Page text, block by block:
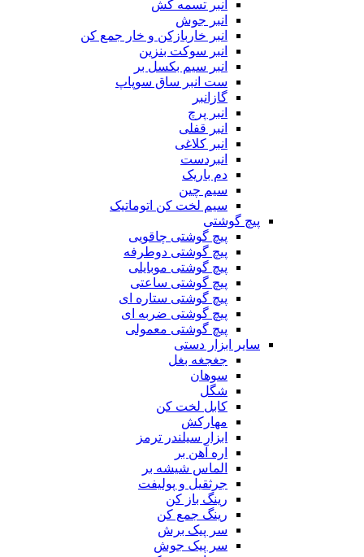
انبر تسمه کش
انبر جوش
انبر خاربازکن و خار جمع کن
انبر سوکت بنزین
انبر سیم بکسل بر
ست انبر ساق سوپاپ
گازانبر
انبر پرچ
انبر قفلی
انبر کلاغی
انبردست
دم باریک
سیم چین
سیم لخت کن اتوماتیک
پیچ گوشتی
پیچ گوشتی چاقویی
پیچ گوشتی دوطرفه
پیچ گوشتی موبایلی
پیچ گوشتی ساعتی
پیچ گوشتی ستاره ای
پیچ گوشتی ضربه ای
پیچ گوشتی معمولی
سایر ابزار دستی
جغجغه بغل
سوهان
شگل
کابل لخت کن
مهارکش
ابزار سیلندر ترمز
اره آهن بر
الماس شیشه بر
جرثقیل و پولیفت
رینگ باز کن
رینگ جمع کن
سر پیک برش
سر پیک جوش